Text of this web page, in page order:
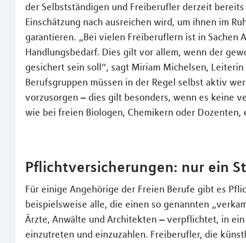
der Selbstständigen und Freiberufler derzeit
Einschätzung nach ausreichen wird, um ihnen im
garantieren. „Bei vielen Freiberuflern ist in Sachen
Handlungsbedarf. Dies gilt vor allem, wenn der
gesichert sein soll“, sagt Miriam Michelsen,
Berufsgruppen müssen in der Regel selbst aktiv
vorzusorgen – dies gilt besonders, wenn es keine
wie bei freien Biologen, Chemikern oder Dozenten,
Pflichtversicherungen: nur ein
Für einige Angehörige der Freien Berufe gibt es
beispielsweise alle, die einen so genannten
Ärzte, Anwälte und Architekten – verpflichtet, in
einzutreten und einzuzahlen. Freiberufler, die